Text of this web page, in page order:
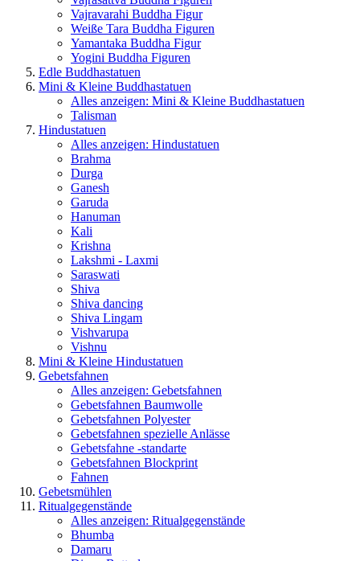
Vajravarahi Buddha Figur
Weiße Tara Buddha Figuren
Yamantaka Buddha Figur
Yogini Buddha Figuren
Edle Buddhastatuen
Mini & Kleine Buddhastatuen
Alles anzeigen: Mini & Kleine Buddhastatuen
Talisman
Hindustatuen
Alles anzeigen: Hindustatuen
Brahma
Durga
Ganesh
Garuda
Hanuman
Kali
Krishna
Lakshmi - Laxmi
Saraswati
Shiva
Shiva dancing
Shiva Lingam
Vishvarupa
Vishnu
Mini & Kleine Hindustatuen
Gebetsfahnen
Alles anzeigen: Gebetsfahnen
Gebetsfahnen Baumwolle
Gebetsfahnen Polyester
Gebetsfahnen spezielle Anlässe
Gebetsfahne -standarte
Gebetsfahnen Blockprint
Fahnen
Gebetsmühlen
Ritualgegenstände
Alles anzeigen: Ritualgegenstände
Bhumba
Damaru